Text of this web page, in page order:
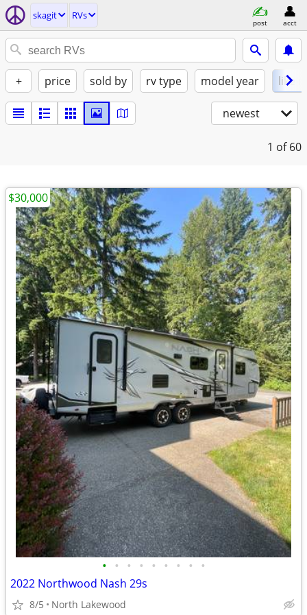
skagit RVs
post acct
+ price sold by rv type model year like
newest
1 of 60
• • • • • • • • •
2022 Northwood Nash 29s
8/5 North Lakewood
$30,000